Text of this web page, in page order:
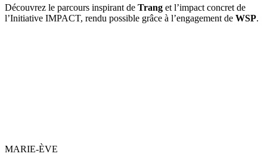
Découvrez le parcours inspirant de Trang et l’impact concret de
l’Initiative IMPACT, rendu possible grâce à l’engagement de WSP.
MARIE-ÈVE